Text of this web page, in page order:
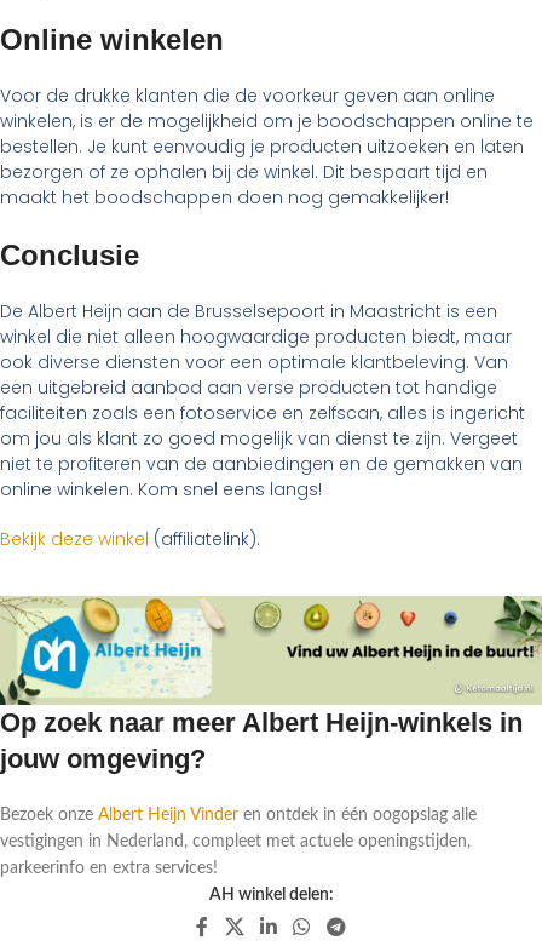
Online winkelen
Voor de drukke klanten die de voorkeur geven aan online
winkelen, is er de mogelijkheid om je boodschappen online te
bestellen. Je kunt eenvoudig je producten uitzoeken en laten
bezorgen of ze ophalen bij de winkel. Dit bespaart tijd en
maakt het boodschappen doen nog gemakkelijker!
Conclusie
De Albert Heijn aan de Brusselsepoort in Maastricht is een
winkel die niet alleen hoogwaardige producten biedt, maar
ook diverse diensten voor een optimale klantbeleving. Van
een uitgebreid aanbod aan verse producten tot handige
faciliteiten zoals een fotoservice en zelfscan, alles is ingericht
om jou als klant zo goed mogelijk van dienst te zijn. Vergeet
niet te profiteren van de aanbiedingen en de gemakken van
online winkelen. Kom snel eens langs!
Bekijk deze winkel (affiliatelink).
Op zoek naar meer Albert Heijn-winkels in
jouw omgeving?
Bezoek onze Albert Heijn Vinder en ontdek in één oogopslag alle
vestigingen in Nederland, compleet met actuele openingstijden,
parkeerinfo en extra services!
AH winkel delen: